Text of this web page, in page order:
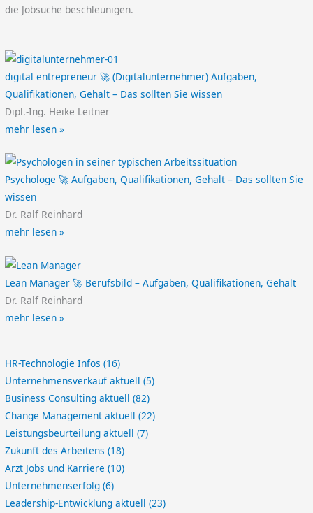
die Jobsuche beschleunigen.
digital entrepreneur 🚀 (Digitalunternehmer) Aufgaben,
Qualifikationen, Gehalt – Das sollten Sie wissen
Dipl.-Ing. Heike Leitner
mehr lesen »
Psychologe 🚀 Aufgaben, Qualifikationen, Gehalt – Das sollten Sie
wissen
Dr. Ralf Reinhard
mehr lesen »
Lean Manager 🚀 Berufsbild – Aufgaben, Qualifikationen, Gehalt
Dr. Ralf Reinhard
mehr lesen »
HR-Technologie Infos(16)
Unternehmensverkauf aktuell(5)
Business Consulting aktuell(82)
Change Management aktuell(22)
Leistungsbeurteilung aktuell(7)
Zukunft des Arbeitens(18)
Arzt Jobs und Karriere(10)
Unternehmenserfolg(6)
Leadership-Entwicklung aktuell(23)